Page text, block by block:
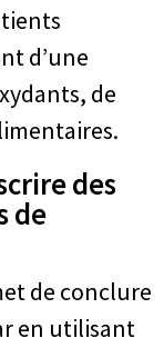
d’une
de
des
de
de conclure
en utilisant